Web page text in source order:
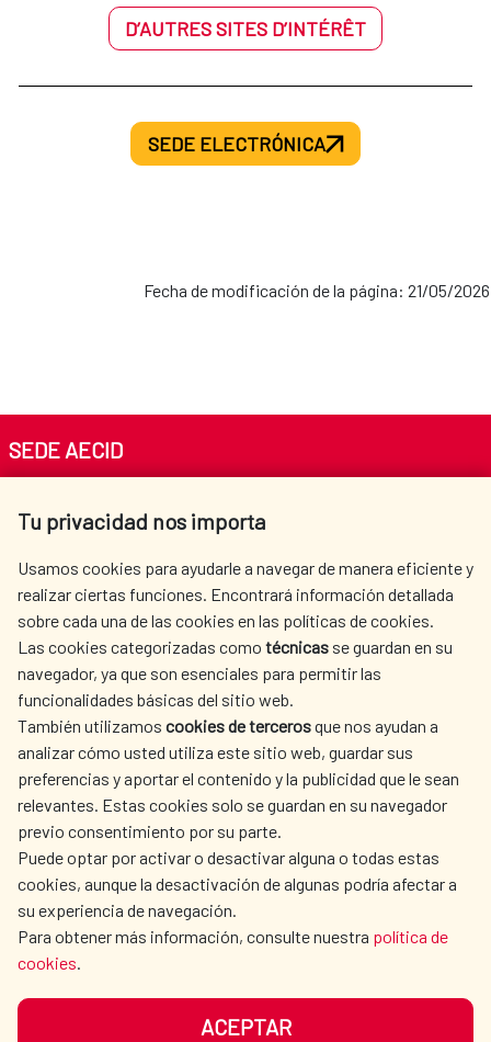
D’AUTRES SITES D’INTÉRÊT
SEDE ELECTRÓNICA
Fecha de modificación de la página: 21/05/2026
Tu privacidad nos importa
Usamos cookies para ayudarle a navegar de manera eficiente y
realizar ciertas funciones. Encontrará información detallada
sobre cada una de las cookies en las políticas de cookies.
Las cookies categorizadas como técnicas se guardan en su
navegador, ya que son esenciales para permitir las
funcionalidades básicas del sitio web.
También utilizamos cookies de tercerosque nos ayudan a
analizar cómo usted utiliza este sitio web, guardar sus
preferencias y aportar el contenido y la publicidad que le sean
relevantes. Estas cookies solo se guardan en su navegador
previo consentimiento por su parte.
Puede optar por activar o desactivar alguna o todas estas
cookies, aunque la desactivación de algunas podría afectar a
su experiencia de navegación.
Para obtener más información, consulte nuestra política de
cookies.
ACEPTAR
SEDE AECID
Tel. +34 900 20 30 54​​​​​​​
AECID
OÙ NOUS COOPÉRONS
L'ACTION HUMANITAIRE
ESPAGNOLE
SALLE DE PRESSE
CULTURE ET SCIENCE BIBLIOTHÈQUE
NOS RÉSEAUX SOCIAUX
PROTECTION DES DONNÉES